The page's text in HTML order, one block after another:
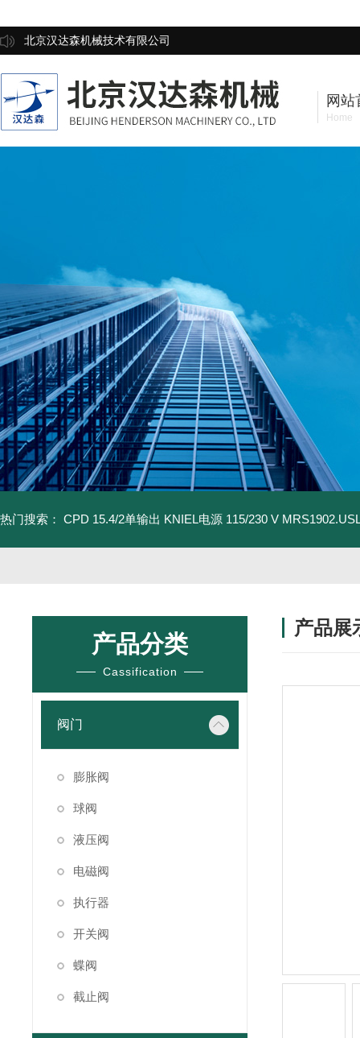
北京汉达森机械技术有限公司
网站
Home
热门搜索： CPD 15.4/2单输出 KNIEL电源 115/230 V
产品分类
Cassification
阀门
膨胀阀
球阀
液压阀
电磁阀
执行器
开关阀
蝶阀
截止阀
产品展